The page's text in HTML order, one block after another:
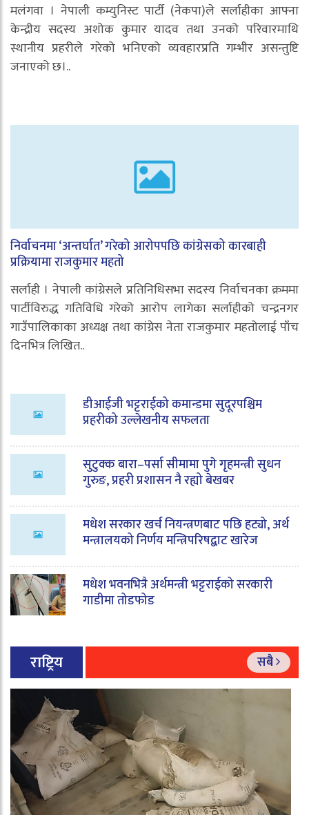
मलंगवा । नेपाली कम्युनिस्ट पार्टी (नेकपा)ले सर्लाहीका आफ्ना
केन्द्रीय सदस्य अशोक कुमार यादव तथा उनको परिवारमाथि
स्थानीय प्रहरीले गरेको भनिएको व्यवहारप्रति गम्भीर असन्तुष्टि
जनाएको छ।..
निर्वाचनमा ‘अन्तर्घात’ गरेको आरोपपछि कांग्रेसको कारबाही
प्रक्रियामा राजकुमार महतो
सर्लाही । नेपाली कांग्रेसले प्रतिनिधिसभा सदस्य निर्वाचनका क्रममा
पार्टीविरुद्ध गतिविधि गरेको आरोप लागेका सर्लाहीको चन्द्रनगर
गाउँपालिकाका अध्यक्ष तथा कांग्रेस नेता राजकुमार महतोलाई पाँच
दिनभित्र लिखित..
डीआईजी भट्टराईको कमान्डमा सुदूरपश्चिम
प्रहरीको उल्लेखनीय सफलता
सुटुक्क बारा–पर्सा सीमामा पुगे गृहमन्त्री सुधन
गुरुङ, प्रहरी प्रशासन नै रह्यो बेखबर
मधेश सरकार खर्च नियन्त्रणबाट पछि हट्यो, अर्थ
मन्त्रालयको निर्णय मन्त्रिपरिषद्बाट खारेज
मधेश भवनभित्रै अर्थमन्त्री भट्टराईको सरकारी
गाडीमा तोडफोड
राष्ट्रिय सबै